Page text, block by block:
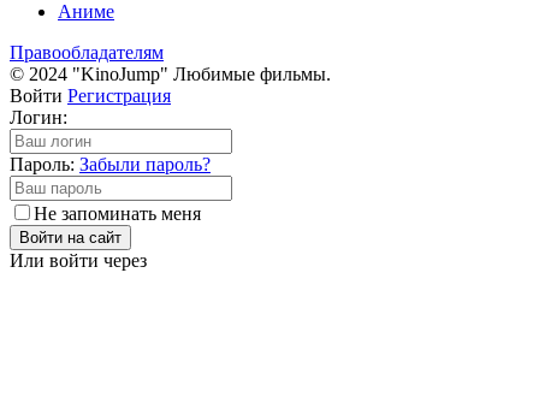
Аниме
Правообладателям
© 2024 "KinoJump" Любимые фильмы.
Войти Регистрация
Логин:
Пароль: Забыли пароль?
Не запоминать меня
Войти на сайт
Или войти через